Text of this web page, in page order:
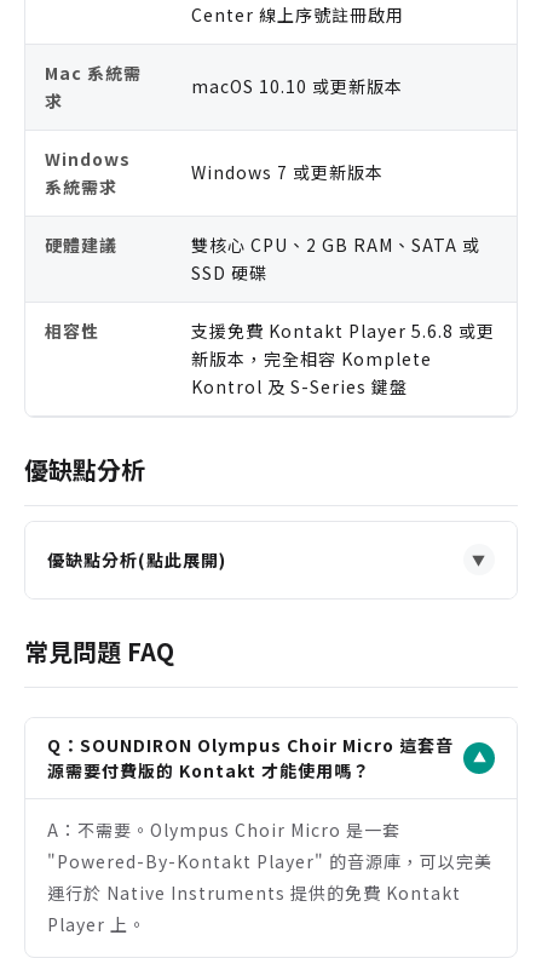
Center 線上序號註冊啟用
Mac 系統需
求
macOS 10.10 或更新版本
Windows
系統需求
Windows 7 或更新版本
硬體建議
雙核心 CPU、2 GB RAM、SATA 或
SSD 硬碟
相容性
支援免費 Kontakt Player 5.6.8 或更
新版本，完全相容 Komplete
Kontrol 及 S-Series 鍵盤
優缺點分析
優缺點分析(點此展開) ▼
以極親民的價格即可獲得 63 人大型交響合唱團的核
用極低。
相容免費的 Kontakt Player，無需額外購買完整版
Kontakt。
內建實用的速度同步聖歌樂句與效果器，能快速應用
於創作。
注意事項
發音法種類有限，不包含複雜的單字或音節建構功
常見問題 FAQ
Q：SOUNDIRON Olympus Choir Micro 這套音
源需要付費版的 Kontakt 才能使用嗎？
▼
A：不需要。Olympus Choir Micro 是一套
"Powered-By-Kontakt Player" 的音源庫，可以完美
運行於 Native Instruments 提供的免費 Kontakt
Player 上。